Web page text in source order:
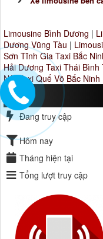
Limousine Bình Dương |
Dương Vũng Tàu |
Sơn Tĩnh Gia Taxi Bắc
Hải Dương Taxi Thái Bình
Nội Taxi Quế Võ Bắc Ninh
Đang truy cập
Hôm nay
Tháng hiện tại
Tổng lượt truy cập